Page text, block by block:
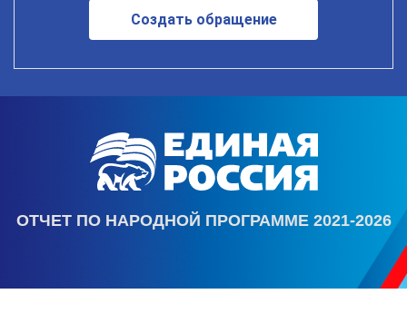
Создать обращение
ОТЧЕТ ПО НАРОДНОЙ ПРОГРАММЕ 2021-2026